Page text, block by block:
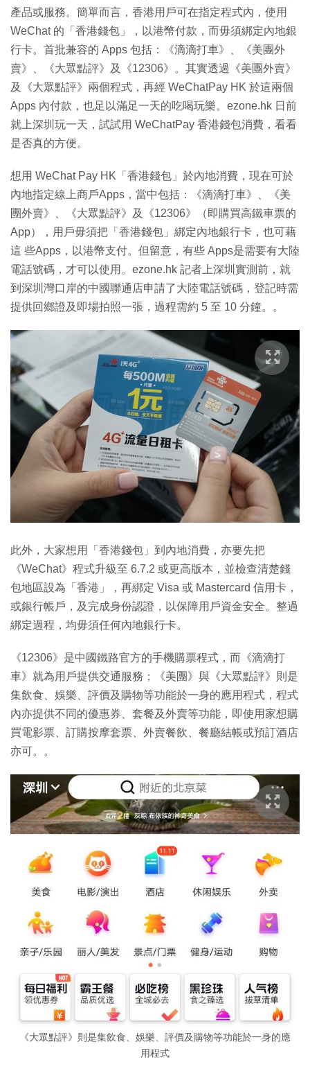
產品或服務。簡單而言，香港用戶可在指定程式內，使用
WeChat 的「香港錢包」，以港幣付款，而毋須綁定內地銀
行卡。首批兼容的 Apps 包括：《滴滴打車》、《美團外
賣》、《大眾點評》及《12306》。其實透過《美團外賣》
及《大眾點評》兩個程式，再經 WeChatPay HK 於這兩個
Apps 內付款，也足以滿足一天的吃喝玩樂。ezone.hk 日前
就上深圳玩一天，試試用 WeChatPay 香港錢包消費，看看
是否真的方便。
想用 WeChat Pay HK「香港錢包」於內地消費，現在可於
內地指定線上商戶Apps，當中包括：《滴滴打車》、《美
團外賣》、《大眾點評》及《12306》（即購買高鐵車票的
App），用戶毋須把「香港錢包」綁定內地銀行卡，也可藉
這 些Apps，以港幣支付。但留意，有些 Apps是需要有大陸
電話號碼，才可以使用。ezone.hk 記者上深圳實測前，就
到深圳灣口岸的中國聯通店申請了大陸電話號碼，登記時需
提供回鄉證及即場拍照一張，過程需約 5 至 10 分鐘。。
此外，大家想用「香港錢包」到內地消費，亦要先把
《WeChat》程式升級至 6.7.2 或更高版本，並檢查清楚錢
包地區設為「香港」，再綁定 Visa 或 Mastercard 信用卡，
或銀行帳戶，及完成身份認證，以保障用戶資金安全。整過
綁定過程，均毋須任何內地銀行卡。
《12306》是中國鐵路官方的手機購票程式，而《滴滴打
車》就為用戶提供交通服務；《美團》與《大眾點評》則是
集飲食、娛樂、評價及購物等功能於一身的應用程式，程式
內亦提供不同的優惠券、套餐及外賣等功能，即使用家想購
買電影票、訂購按摩套票、外賣餐飲、餐廳結帳或預訂酒店
亦可。。
《大眾點評》則是集飲食、娛樂、評價及購物等功能於一身的應
用程式